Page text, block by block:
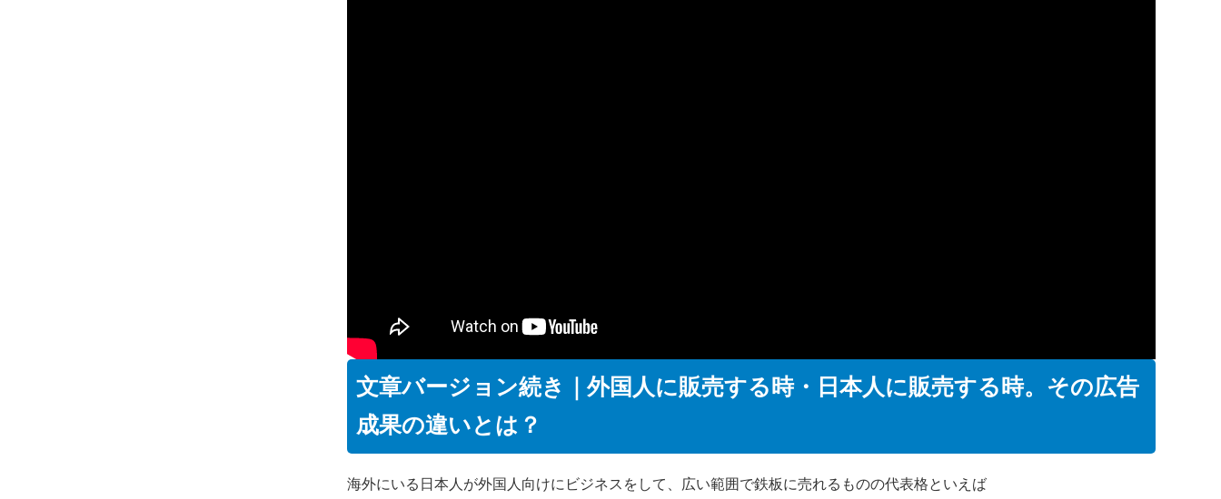
文章バージョン続き｜外国人に販売する時・日本人に販売する時。その広告
成果の違いとは？
海外にいる日本人が外国人向けにビジネスをして、広い範囲で鉄板に売れるものの代表格といえば